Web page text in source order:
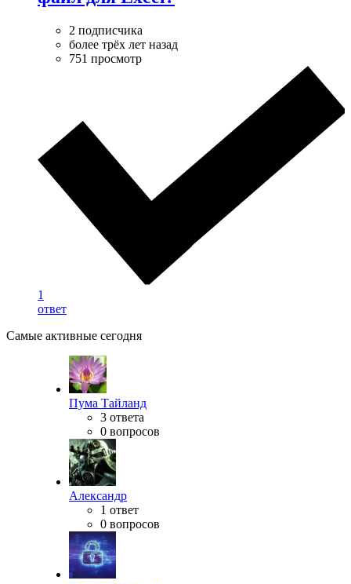
2 подписчика
более трёх лет назад
751 просмотр
1
ответ
Самые активные сегодня
Пума Тайланд
3 ответа
0 вопросов
Александр
1 ответ
0 вопросов